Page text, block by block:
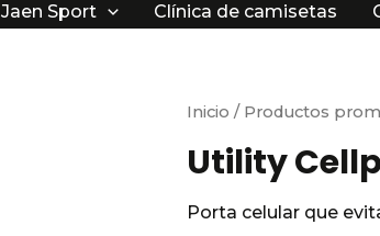
Jaen Sport Clínica de camisetas
Inicio / Productos
Utility
Porta celular que